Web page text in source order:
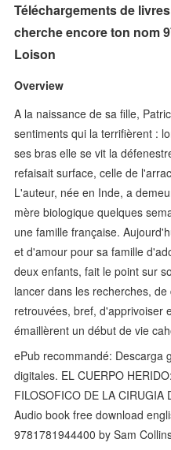
Téléchargements de
cherche encore ton nom
Loison
Overview
A la naissance de sa fille,
sentiments qui la terrifièrent :
ses bras elle se vit la
refaisait surface, celle de
L'auteur, née en Inde, a
mère biologique quelques
une famille française.
et d'amour pour sa famille
deux enfants, fait le point sur
lancer dans les recherches,
retrouvées, bref, d'apprivoiser
émaillèrent un début de vie
ePub recommandé: Descarga
digitales. EL CUERPO
FILOSOFICO DE LA
Audio book free download
9781781944400 by Sam